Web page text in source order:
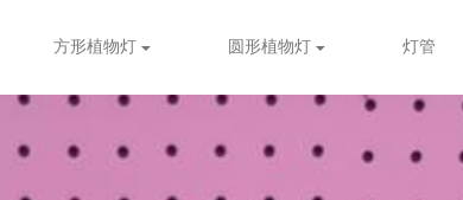
方形植物灯 圆形植物灯 灯管